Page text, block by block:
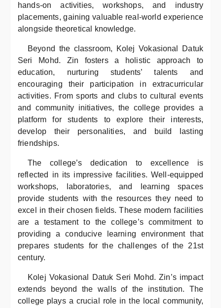
hands-on activities, workshops, and industry
placements, gaining valuable real-world experience
alongside theoretical knowledge.
Beyond the classroom, Kolej Vokasional Datuk
Seri Mohd. Zin fosters a holistic approach to
education, nurturing students’ talents and
encouraging their participation in extracurricular
activities. From sports and clubs to cultural events
and community initiatives, the college provides a
platform for students to explore their interests,
develop their personalities, and build lasting
friendships.
The college’s dedication to excellence is
reflected in its impressive facilities. Well-equipped
workshops, laboratories, and learning spaces
provide students with the resources they need to
excel in their chosen fields. These modern facilities
are a testament to the college’s commitment to
providing a conducive learning environment that
prepares students for the challenges of the 21st
century.
Kolej Vokasional Datuk Seri Mohd. Zin’s impact
extends beyond the walls of the institution. The
college plays a crucial role in the local community,